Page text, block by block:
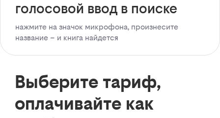
голосовой ввод в поиске
нажмите на значок микрофона, произнесите
название – и книга найдется
Выберите тариф,
оплачивайте как